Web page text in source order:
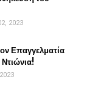
2023
Επαγγελματία